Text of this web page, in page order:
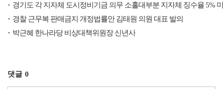
경기도 각 지자체 도시정비기금 의무 소홀대부분 지자체 징수율 5%
경찰 근무복 판매금지 개정법률안 김태원 의원 대표 발의
박근혜 한나라당 비상대책위원장 신년사
댓글 0